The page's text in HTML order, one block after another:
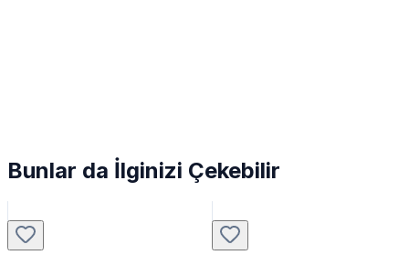
Bunlar da İlginizi Çekebilir